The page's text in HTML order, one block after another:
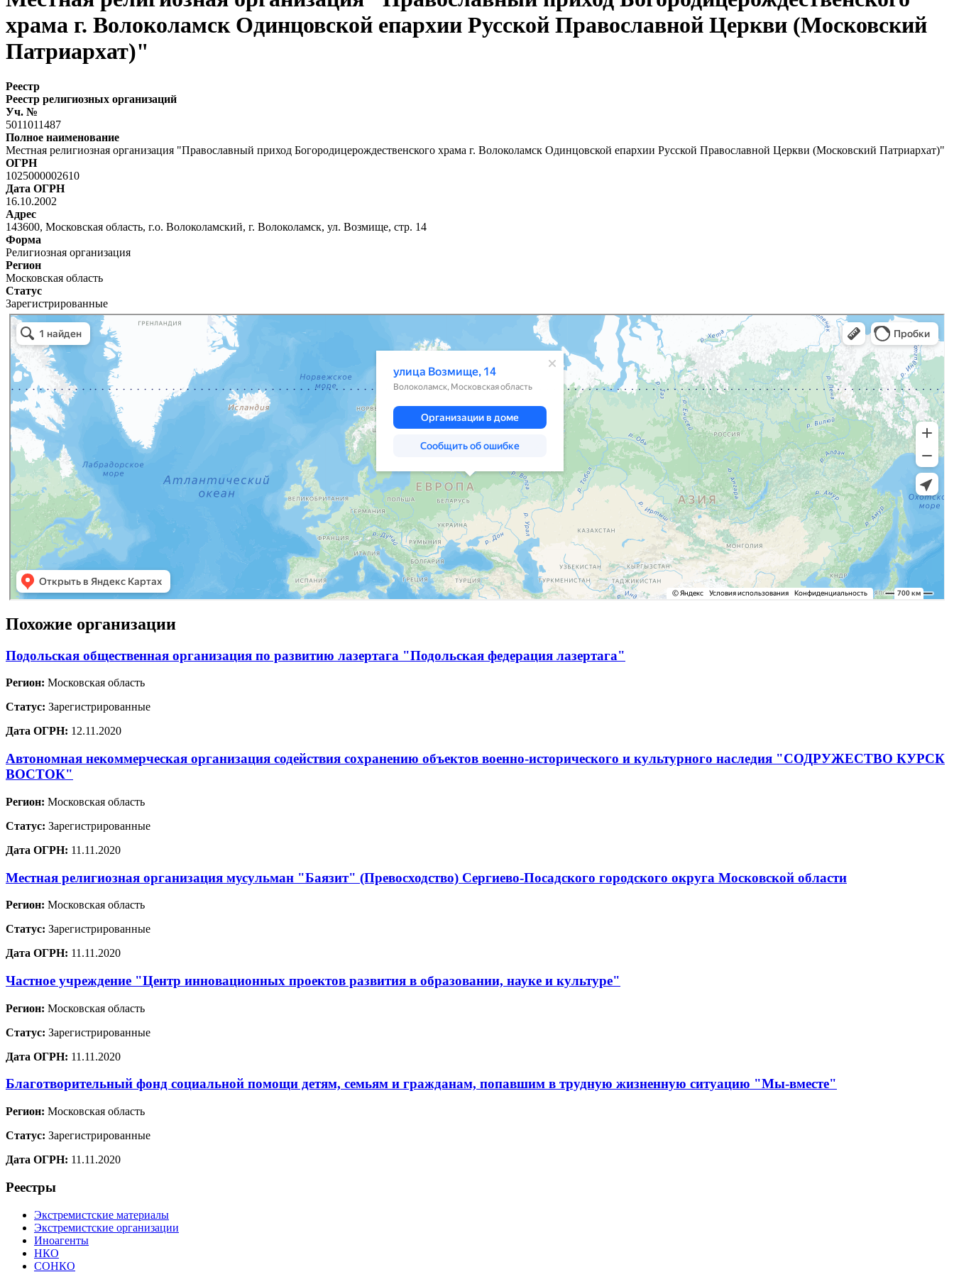
храма г. Волоколамск Одинцовской епархии Русской Православной Церкви (Московский
Патриархат)"
Реестр
Реестр религиозных организаций
Уч. №
5011011487
Полное наименование
Местная религиозная организация "Православный приход Богородицерождественского храма г. Волоколамск Одинцовской епархии Русской Православной Церкви (Московский Патриархат)"
ОГРН
1025000002610
Дата ОГРН
16.10.2002
Адрес
143600, Московская область, г.о. Волоколамский, г. Волоколамск, ул. Возмище, стр. 14
Форма
Религиозная организация
Регион
Московская область
Статус
Зарегистрированные
Похожие организации
Подольская общественная организация по развитию лазертага "Подольская федерация лазертага"
Регион: Московская область
Статус: Зарегистрированные
Дата ОГРН: 12.11.2020
Автономная некоммерческая организация содействия сохранению объектов военно-исторического и культурного наследия "СОДРУЖЕСТВО КУРСК
ВОСТОК"
Регион: Московская область
Статус: Зарегистрированные
Дата ОГРН: 11.11.2020
Местная религиозная организация мусульман "Баязит" (Превосходство) Сергиево-Посадского городского округа Московской области
Регион: Московская область
Статус: Зарегистрированные
Дата ОГРН: 11.11.2020
Частное учреждение "Центр инновационных проектов развития в образовании, науке и культуре"
Регион: Московская область
Статус: Зарегистрированные
Дата ОГРН: 11.11.2020
Благотворительный фонд социальной помощи детям, семьям и гражданам, попавшим в трудную жизненную ситуацию "Мы-вместе"
Регион: Московская область
Статус: Зарегистрированные
Дата ОГРН: 11.11.2020
Реестры
Экстремистские материалы
Экстремистские организации
Иноагенты
НКО
СОНКО